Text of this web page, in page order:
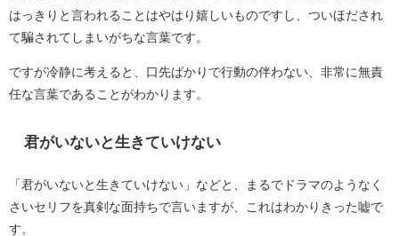
はっきりと言われることはやはり嬉しいものですし、ついほだされ
て騙されてしまいがちな言葉です。
ですが冷静に考えると、口先ばかりで行動の伴わない、非常に無責
任な言葉であることがわかります。
君がいないと生きていけない
「君がいないと生きていけない」などと、まるでドラマのようなく
さいセリフを真剣な面持ちで言いますが、これはわかりきった嘘で
す。